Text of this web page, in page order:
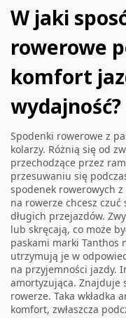
W jaki
rowerowe
komfort
wydajność?
Spodenki rowerowe z
kolarzy. Różnią się od
przechodzące przez
przesuwaniu się
spodenek rowerowych
na rowerze chcesz
długich przejazdów.
lub skręcają, co może
paskami marki Tanthos
utrzymują je w
na przyjemności jazdy.
amortyzująca. Znajduje
rowerze. Taka wkładka
komfort, zwłaszcza